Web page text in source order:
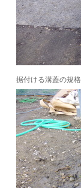
据付ける溝蓋の規